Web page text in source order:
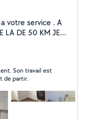
votre service . A
LA DE 50 KM JE
VOUS
Cuisine.
Placo. Peinture.
ou grand.
par un seul
de pose sur le
et déplacement.
Son travail est
de partir.